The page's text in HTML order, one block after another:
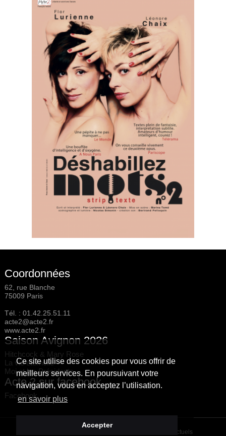
Ce site utilise des cookies pour vous offrir de
meilleurs services. En poursuivant votre
navigation, vous en acceptez l’utilisation.
en savoir plus
Accepter
Coordonnées
62, rue Blanche
75009 Paris
Tél. : 01.42.25.51.11
acte2@acte2.fr
www.acte2.fr
Saison Avignon 2026
Hitchcock & Mary Rose
La vie éternelle
Moi et les Présidents
Acte 2 sur facebook
Facebook
Les spectacles et leur distribution ne sont pas contractuels